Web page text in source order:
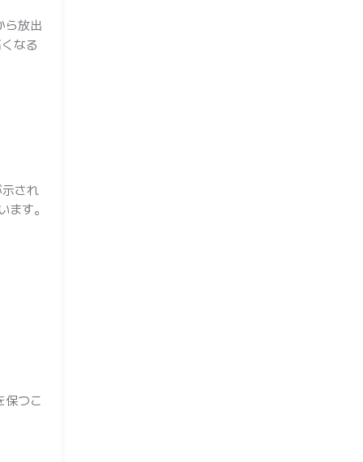
ら放出
なる
され
す。
保つこ